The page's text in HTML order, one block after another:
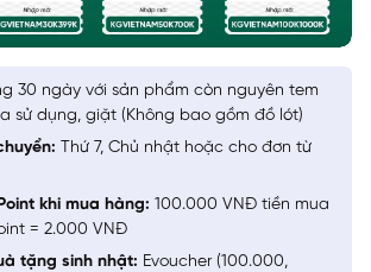
30 ngày với sản phẩm còn nguyên tem
sử dụng, giặt (Không bao gồm đồ lót)
Thứ 7, Chủ nhật hoặc cho đơn từ
khi mua hàng: 100.000 VNĐ tiền mua
= 2.000 VNĐ
tặng sinh nhật: Evoucher (100.000,